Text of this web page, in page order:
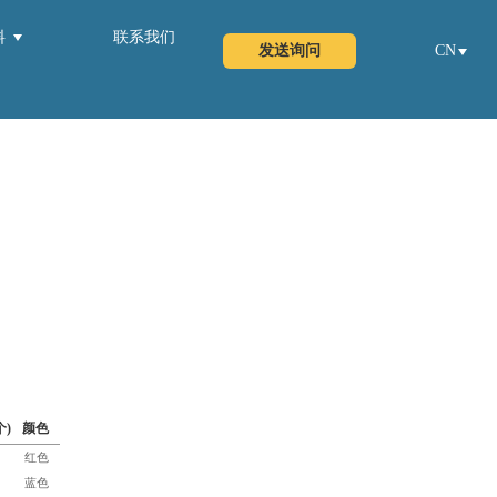
联系我们
发送询问
CN
) 颜色
红色
蓝色